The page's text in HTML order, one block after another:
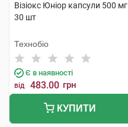
Візіокс Юніор капсули 500 мг
30 шт
Технобіо
Є в наявності
від 483.00 грн
КУПИТИ